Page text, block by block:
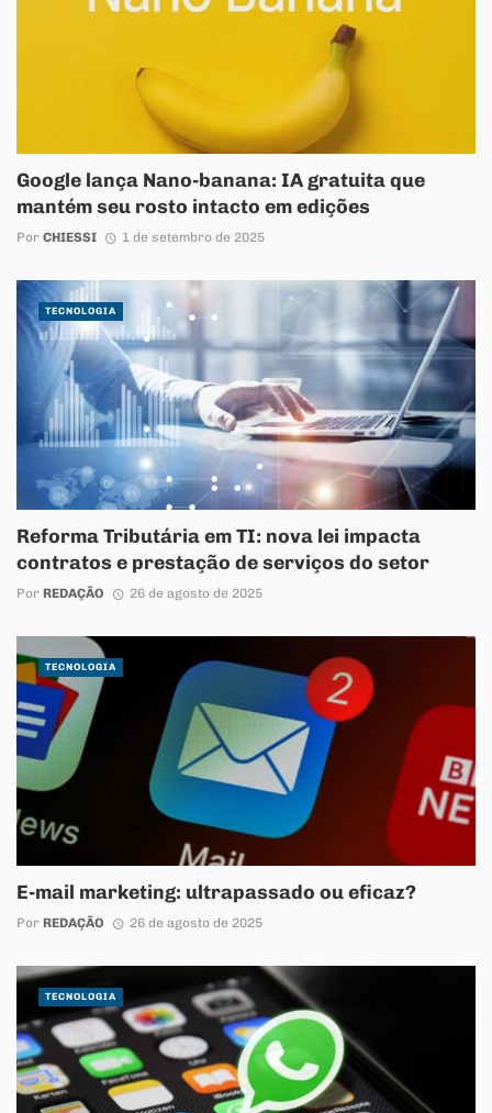
Google lança Nano-banana: IA gratuita que
mantém seu rosto intacto em edições
Por CHIESSI 1 de setembro de 2025
Reforma Tributária em TI: nova lei impacta
contratos e prestação de serviços do setor
Por REDAÇÃO 26 de agosto de 2025
TECNOLOGIA
E-mail marketing: ultrapassado ou eficaz?
Por REDAÇÃO 26 de agosto de 2025
TECNOLOGIA
TECNOLOGIA